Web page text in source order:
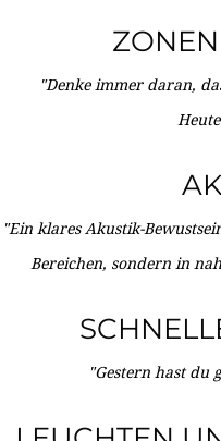
"Denke immer daran,
"Ein klares Akustik-
Bereichen, sondern in
"Gestern hast du